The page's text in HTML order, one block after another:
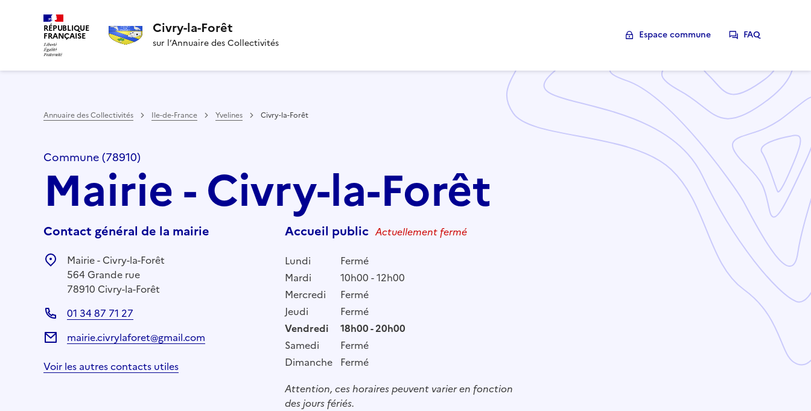
RÉPUBLIQUE
FRANÇAISE Civry-la-Forêt
sur l’Annuaire des Collectivités
Espace commune FAQ
Annuaire des Collectivités Ile-de-France Yvelines Civry-la-Forêt
Commune (78910)
Mairie - Civry-la-Forêt
Contact général de la mairie
Mairie - Civry-la-Forêt
564 Grande rue
78910 Civry-la-Forêt
01 34 87 71 27
mairie.civrylaforet@gmail.com
Voir les autres contacts utiles
Accueil public Actuellement fermé
Lundi
Fermé
Mardi
10h00 - 12h00
Mercredi
Fermé
Jeudi
Fermé
Vendredi
18h00 - 20h00
Samedi
Fermé
Dimanche Fermé
Attention, ces horaires peuvent varier en fonction
des jours fériés.